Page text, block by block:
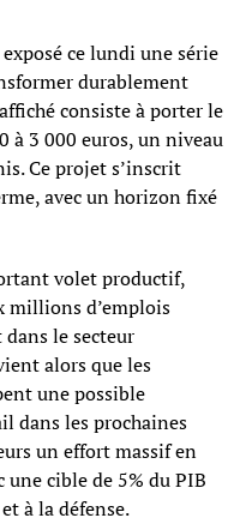
ce lundi une série
durablement
consiste à porter le
à 3 000 euros, un niveau
Ce projet s’inscrit
avec un horizon fixé
volet productif,
millions d’emplois
le secteur
alors que les
une possible
dans les prochaines
un effort massif en
une cible de 5% du PIB
à la défense.